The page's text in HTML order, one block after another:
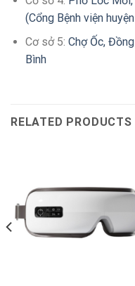
(Cổng Bệnh viện
Cơ sở 5: Chợ Ốc,
Bình
RELATED PRODUCTS